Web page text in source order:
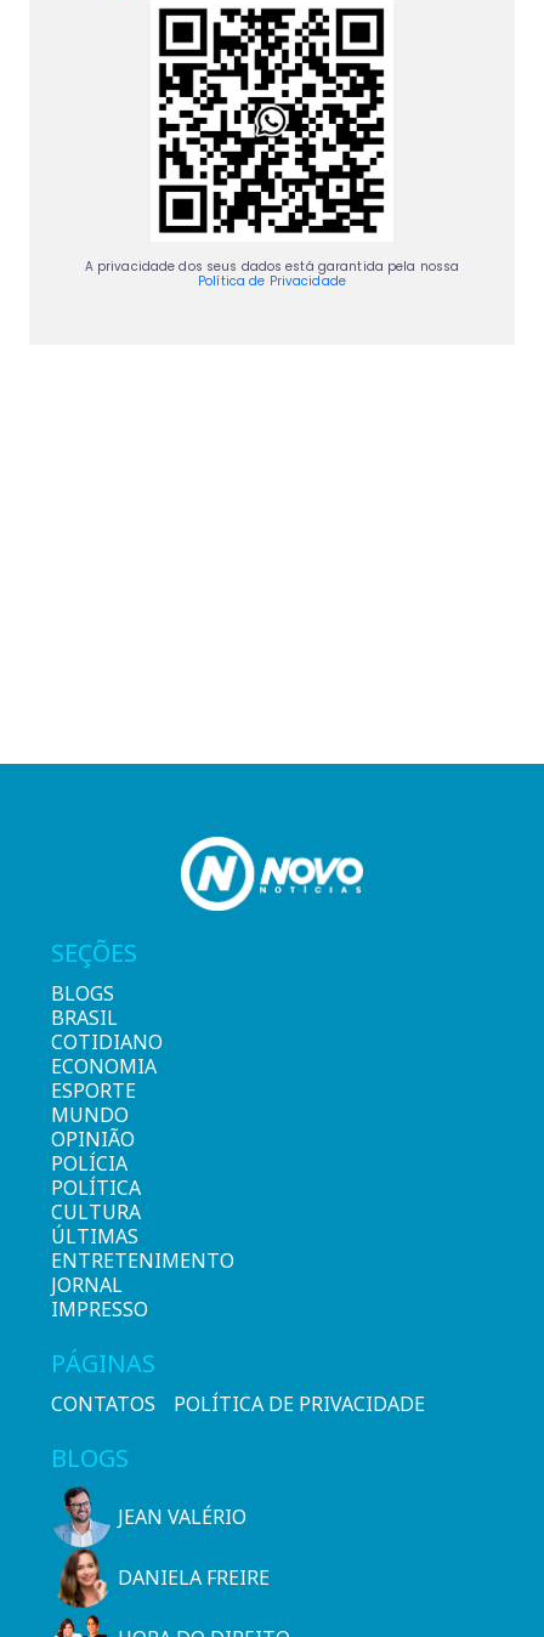
A privacidade dos seus dados está garantida pela nossa
Política de Privacidade
SEÇÕES
BLOGS
BRASIL
COTIDIANO
ECONOMIA
ESPORTE
MUNDO
OPINIÃO
POLÍCIA
POLÍTICA
CULTURA
ÚLTIMAS
ENTRETENIMENTO
JORNAL
IMPRESSO
PÁGINAS
CONTATOS POLÍTICA DE PRIVACIDADE
BLOGS
JEAN VALÉRIO
DANIELA FREIRE